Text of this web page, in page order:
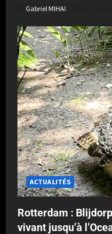
Gabriel MIHAI
ACTUALITÉS
Rotterdam :
vivant jusqu’à